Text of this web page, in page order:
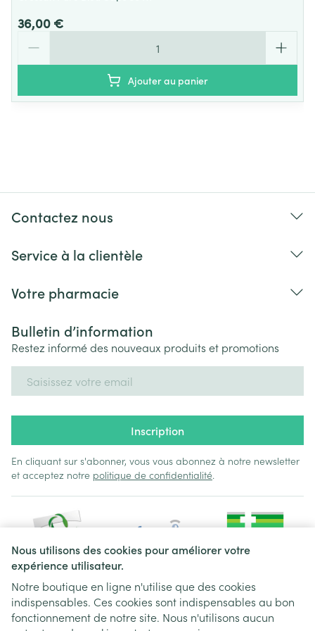
Nous utilisons des cookies pour améliorer votre
expérience utilisateur.
Notre boutique en ligne n'utilise que des cookies
indispensables. Ces cookies sont indispensables au bon
fonctionnement de notre site. Nous n'utilisons aucun
36,00 €
Ajouter au panier
Contactez nous
Service à la clientèle
Votre pharmacie
Bulletin d’information
Restez informé des nouveaux produits et promotions
Inscription
En cliquant sur s'abonner, vous vous abonnez à notre newsletter
et acceptez notre politique de confidentialité.
Liens légaux